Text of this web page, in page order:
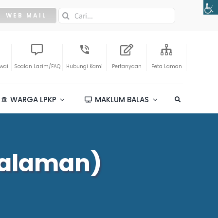
WEB MAIL
Search
Soalan Lazim/FAQ Hubungi Kami Pertanyaan Peta Laman
WARGA LPKP MAKLUM BALAS